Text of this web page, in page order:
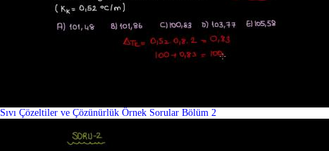
Sıvı Çözeltiler ve Çözünürlük Örnek Sorular Bölüm 2